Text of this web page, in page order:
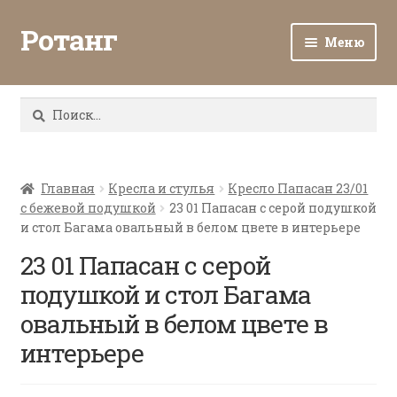
Ротанг Меню
Каталог
Все о ротанге
Ротанг оптом
Контакты
Найти:
Главная Кресла и стулья
Кресло Папасан 23/01
с бежевой подушкой
23 01 Папасан с серой подушкой
и стол Багама овальный в белом цвете в интерьере
23 01 Папасан с серой
подушкой и стол Багама
овальный в белом цвете в
интерьере